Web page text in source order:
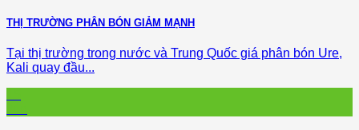
THỊ TRƯỜNG PHÂN BÓN GIẢM MẠNH
Tại thị trường trong nước và Trung Quốc giá phân bón Ure,
Kali quay đầu...